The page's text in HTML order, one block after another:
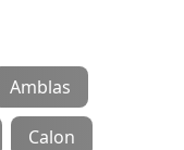
Amblas
Calon